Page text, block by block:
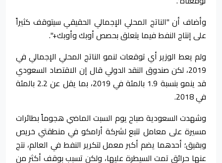
وأضاف أن "الناتج المحلي الإجمالي الحقيقي سيتوقف كثيراً
على إنتاج النفط فيما يتعلق بحصص أوبك وأوبك+".
ولم يعط الوزير أي توقعات لنمو الناتج المحلي الإجمالي في
2019، لكن صندوق النقد الدولي قال إن الاقتصاد السعودي
قد ينمو بنسبة 1.9 بالمئة في 2019، بما يقل عن 2.2 بالمئة
في 2018.
وشهدت السعودية صباح يوم السبت الماضي هجوماً بطائرات
مسيرة على معامل تتبع لشركة أرامكو في منطقتي خريص
وبقيق؛ أحدهما يضم أكبر معمل لتكرير النفط في العالم، نتج
عنها حرائق تمت السيطرة عليها، ولكن تسبب بوقف أكثر من